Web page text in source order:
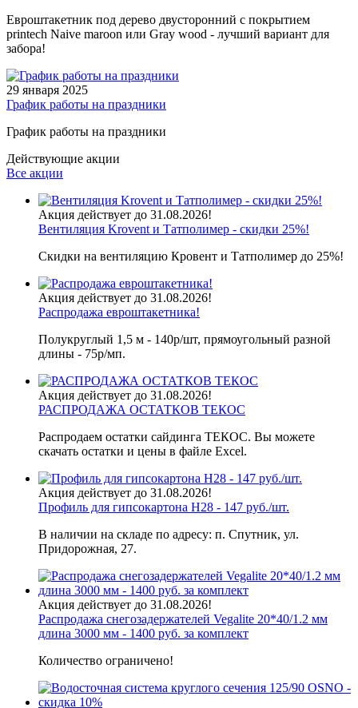
Евроштакетник под дерево двусторонний с покрытием
printech Naive maroon или Gray wood - лучший вариант для
забора!
29 января 2025
График работы на праздники
График работы на праздники
Действующие акции
Все акции
Акция действует до 31.08.2026!
Вентиляция Krovent и Татполимер - скидки 25%!
Скидки на вентиляцию Кровент и Татполимер до 25%!
Акция действует до 31.08.2026!
Распродажа евроштакетника!
Полукруглый 1,5 м - 140р/шт, прямоугольный разной
длины - 75р/мп.
Акция действует до 31.08.2026!
РАСПРОДАЖА ОСТАТКОВ ТЕКОС
Распродаем остатки сайдинга ТЕКОС. Вы можете
скачать остатки и цены в файле Excel.
Акция действует до 31.08.2026!
Профиль для гипсокартона H28 - 147 руб./шт.
В наличии на складе по адресу: п. Спутник, ул.
Придорожная, 27.
Акция действует до 31.08.2026!
Распродажа снегозадержателей Vegalite 20*40/1.2 мм
длина 3000 мм - 1400 руб. за комплект
Количество ограничено!